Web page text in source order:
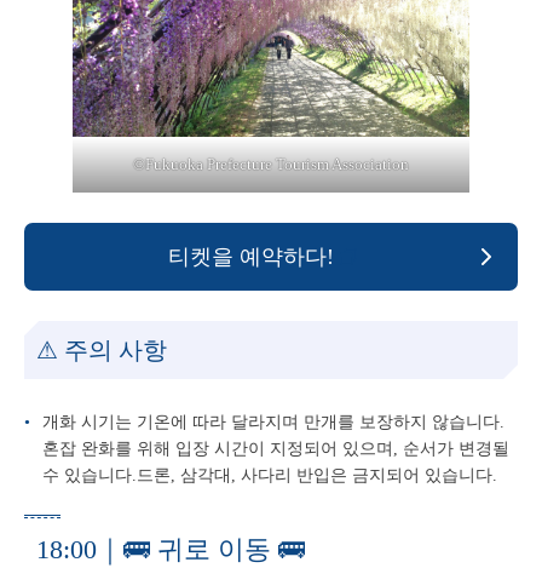
©Fukuoka Prefecture Tourism Association
티켓을 예약하다!
⚠ 주의 사항
개화 시기는 기온에 따라 달라지며 만개를 보장하지 않습니다.
혼잡 완화를 위해 입장 시간이 지정되어 있으며, 순서가 변경될
수 있습니다.드론, 삼각대, 사다리 반입은 금지되어 있습니다.
18:00｜🚌 귀로 이동 🚌